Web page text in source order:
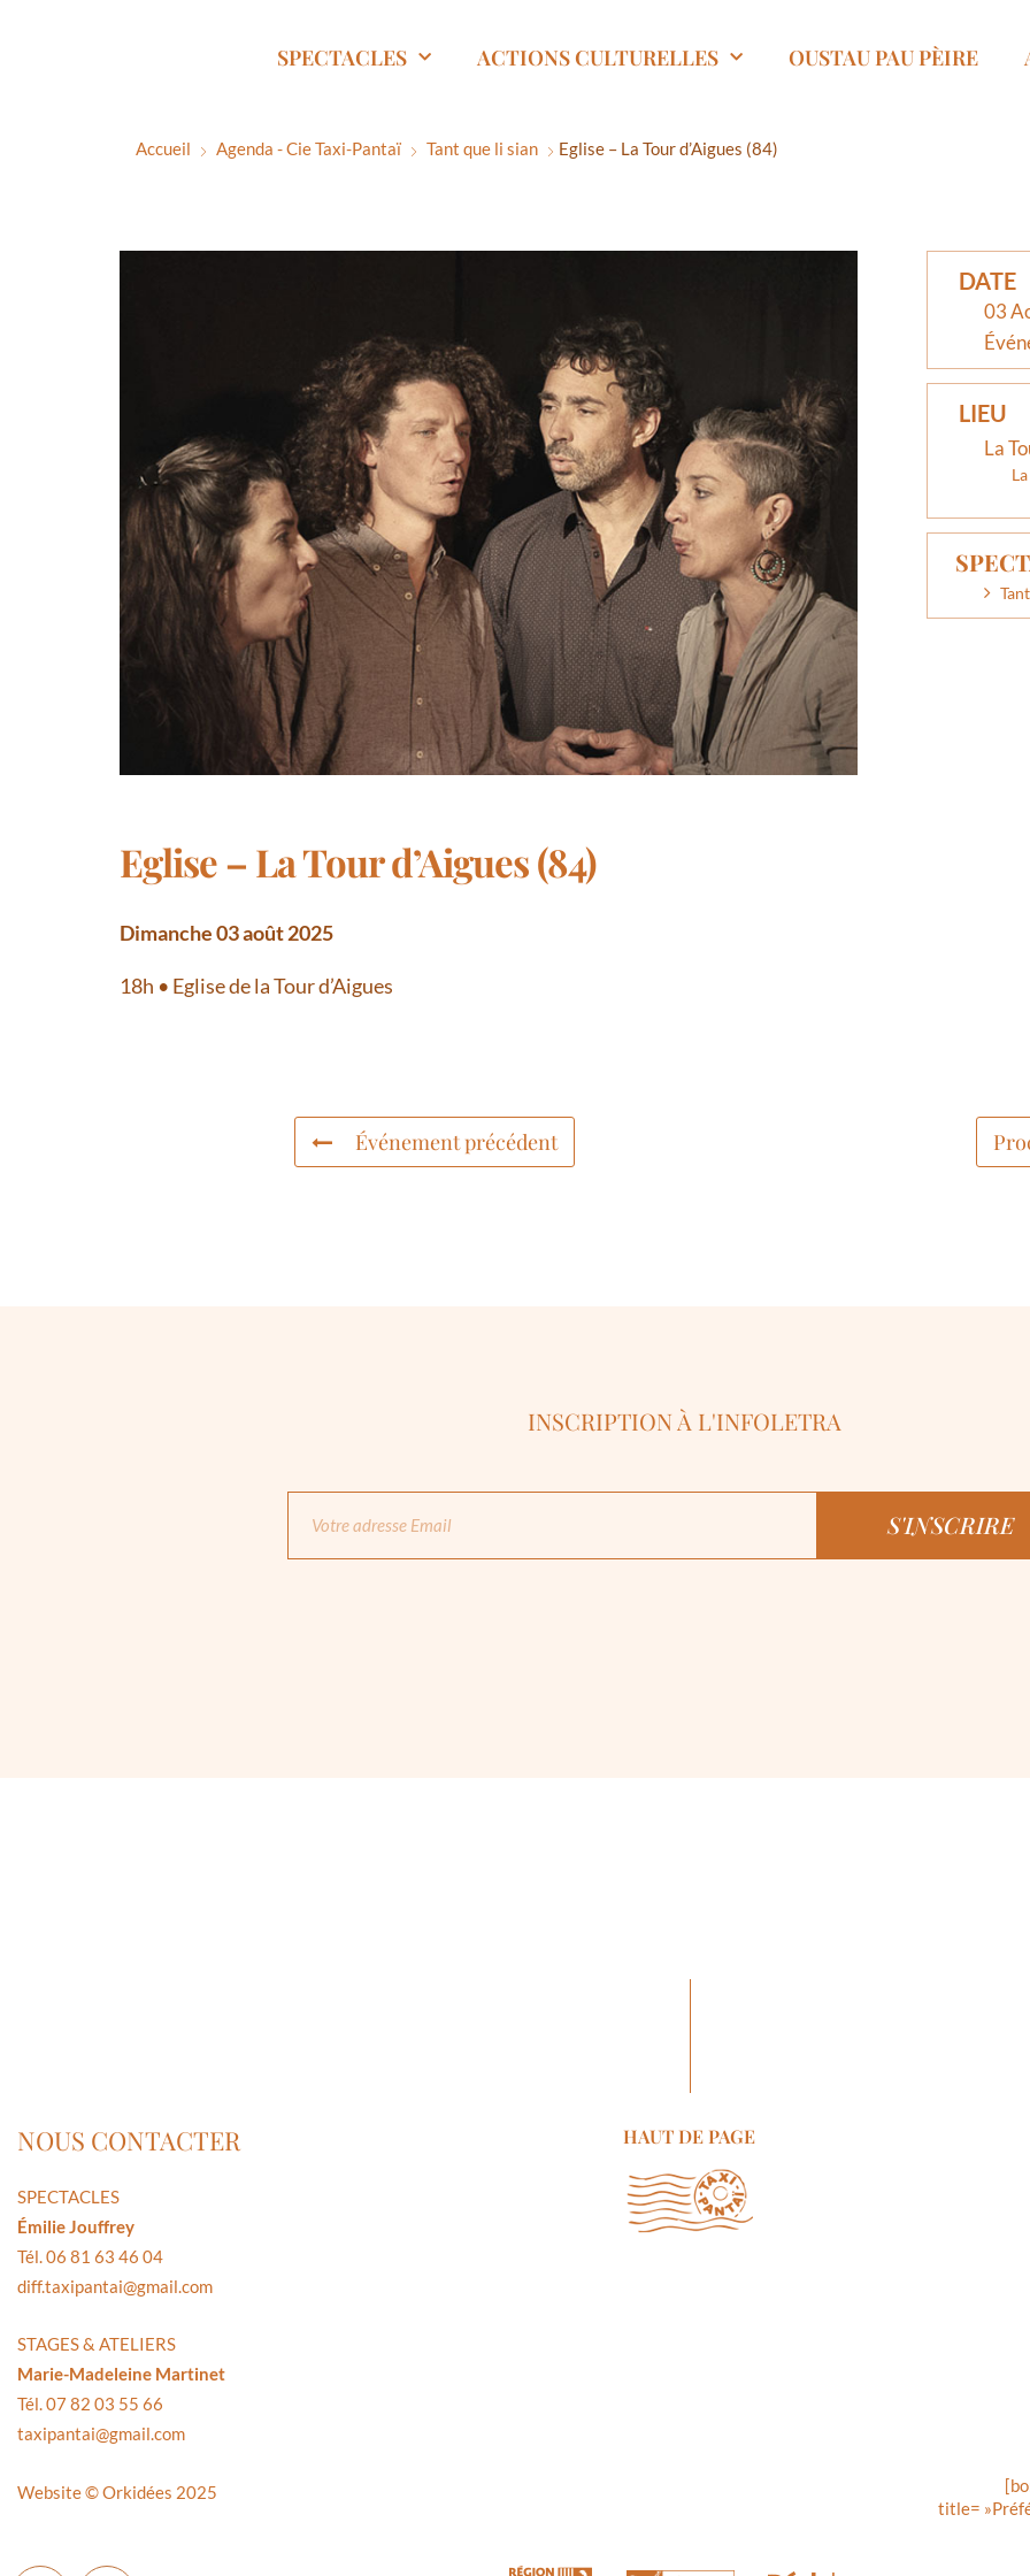
SPECTACLES ACTIONS CULTURELLES OUSTAU PAU PÈIRE
Accueil Agenda - Cie Taxi-Pantaï Tant que li sian Eglise – La Tour d’Aigues (84)
Eglise – La Tour d’Aigues (84)
Dimanche 03 août 2025
18h • Eglise de la Tour d’Aigues
DATE
03
LIEU
La
Événement précédent
INSCRIPTION À L'INFOLETRA
S'INSCRIRE
NOUS CONTACTER
SPECTACLES
Émilie Jouffrey
Tél. 06 81 63 46 04
diff.taxipantai@gmail.com
STAGES & ATELIERS
Marie-Madeleine Martinet
Tél. 07 82 03 55 66
taxipantai@gmail.com
Website ©Orkidées 2025
HAUT DE PAGE
title=